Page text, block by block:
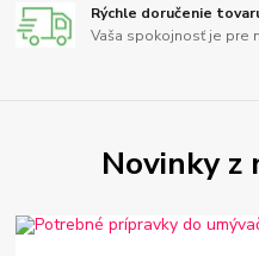
Rýchle doručenie
Vaša spokojnosť je pre
Novinky z